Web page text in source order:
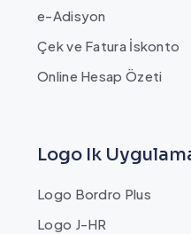
e-Adisyon
Çek ve Fatura İskonto
Online Hesap Özeti
Logo Ik
Logo Bordro Plus
Logo J-HR